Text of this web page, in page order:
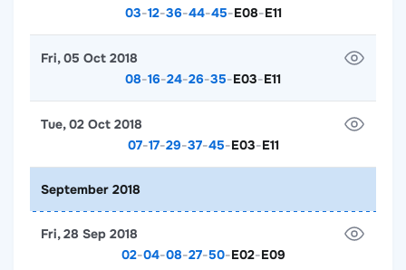
03-12-36-44-45-E08-E11
08-16-24-26-35-E03-E11
Fri, 05 Oct 2018
07-17-29-37-45-E03-E11
Tue, 02 Oct 2018
September 2018
02-04-08-27-50-E02-E09
Fri, 28 Sep 2018